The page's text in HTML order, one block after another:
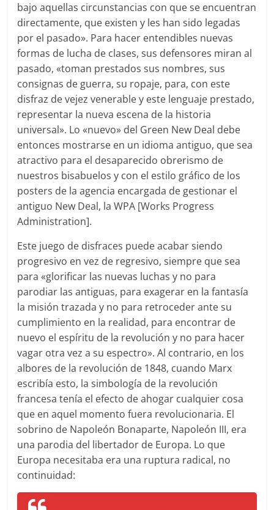
bajo aquellas circunstancias con que se encuentran
directamente, que existen y les han sido legadas
por el pasado». Para hacer entendibles nuevas
formas de lucha de clases, sus defensores miran al
pasado, «toman prestados sus nombres, sus
consignas de guerra, su ropaje, para, con este
disfraz de vejez venerable y este lenguaje prestado,
representar la nueva escena de la historia
universal». Lo «nuevo» del Green New Deal debe
entonces mostrarse en un idioma antiguo, que sea
atractivo para el desaparecido obrerismo de
nuestros bisabuelos y con el estilo gráfico de los
posters de la agencia encargada de gestionar el
antiguo New Deal, la WPA [Works Progress
Administration].
Este juego de disfraces puede acabar siendo
progresivo en vez de regresivo, siempre que sea
para «glorificar las nuevas luchas y no para
parodiar las antiguas, para exagerar en la fantasía
la misión trazada y no para retroceder ante su
cumplimiento en la realidad, para encontrar de
nuevo el espíritu de la revolución y no para hacer
vagar otra vez a su espectro». Al contrario, en los
albores de la revolución de 1848, cuando Marx
escribía esto, la simbología de la revolución
francesa tenía el efecto de ahogar cualquier cosa
que en aquel momento fuera revolucionaria. El
sobrino de Napoleón Bonaparte, Napoleón III, era
una parodia del libertador de Europa. Lo que
Europa necesitaba era una ruptura radical, no
continuidad: